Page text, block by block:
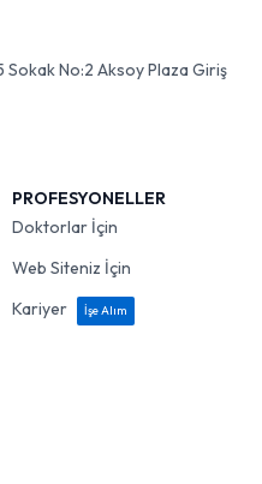
Sokak No:2 Aksoy Plaza Giriş
PROFESYONELLER
Doktorlar İçin
Web Siteniz İçin
Kariyer
İşe Alım